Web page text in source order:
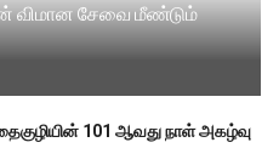
விமான சேவை மீண்டும்
101 ஆவது நாள் அகழ்வு